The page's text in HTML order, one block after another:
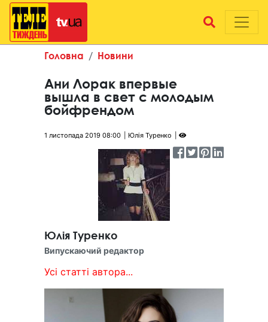
Головна Новини
Ани Лорак впервые
вышла в свет с молодым
бойфрендом
1 листопада 2019 08:00 Юлія Туренко
Юлія Туренко
Випускаючий редактор
Усі статті автора...